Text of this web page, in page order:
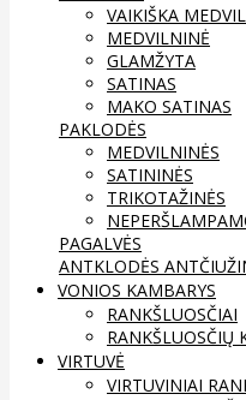
VAIKIŠKA
MEDVILNINĖ
GLAMŽYTA
SATINAS
MAKO SATINAS
PAKLODĖS
MEDVILNINĖS
SATININĖS
TRIKOTAŽINĖS
PAGALVĖS
ANTKLODĖS
VONIOS KAMBARYS
RANKŠLUOSČIAI
RANKŠLUOSČIŲ
VIRTUVĖ
VIRTUVINIAI